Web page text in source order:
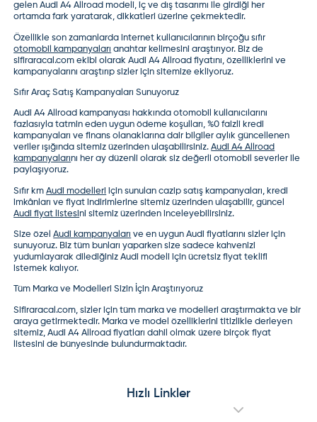
gelen Audi A4 Allroad modeli, iç ve dış tasarımı ile girdiği her
ortamda fark yaratarak, dikkatleri üzerine çekmektedir.
Özellikle son zamanlarda internet kullanıcılarının birçoğu sıfır
otomobil kampanyaları anahtar kelimesini araştırıyor. Biz de
sifiraracal.com ekibi olarakAudi A4 Allroad fiyatını, özelliklerini ve
kampanyalarını araştırıp sizler için sitemize ekliyoruz.
Sıfır Araç Satış Kampanyaları Sunuyoruz
Audi A4 Allroad kampanyası hakkında otomobil kullanıcılarını
fazlasıyla tatmin eden uygun ödeme koşulları, %0 faizli kredi
kampanyaları ve finans olanaklarına dair bilgiler aylık güncellenen
veriler ışığında sitemiz üzerinden ulaşabilirsiniz.Audi A4 Allroad
kampanyalarını her ay düzenli olarak siz değerli otomobil severler ile
paylaşıyoruz.
Sıfır kmAudi modelleri
için sunulan cazip satış kampanyaları, kredi
imkânları ve fiyat indirimlerine sitemiz üzerinden ulaşabilir, güncel
Audi fiyat listesini sitemiz üzerinden inceleyebilirsiniz.
Size özelAudi kampanyaları ve en uygunAudi fiyatlarını sizler için
sunuyoruz. Biz tüm bunları yaparken size sadece kahvenizi
yudumlayarak dilediğiniz Audi modeli için ücretsiz fiyat teklifi
istemek kalıyor.
Tüm Marka ve Modelleri Sizin İçin Araştırıyoruz
Sifiraracal.com, sizler için tüm marka ve modelleri araştırmakta ve bir
araya getirmektedir. Marka ve model özelliklerini titizlikle derleyen
sitemiz,Audi A4 Allroad fiyatları dahil olmak üzere birçok fiyat
listesini de bünyesinde bulundurmaktadır.
Hızlı Linkler